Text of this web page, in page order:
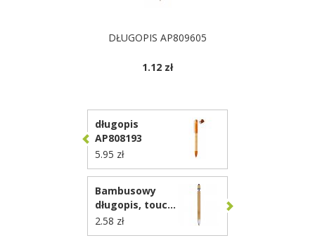
DŁUGOPIS AP809605
1.12 zł
długopis
AP808193
5.95 zł
Bambusowy
długopis, touch
pen VA442
2.58 zł